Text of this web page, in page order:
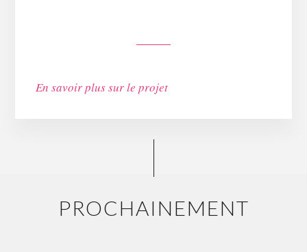
En savoir plus sur le projet
PROCHAINEMENT